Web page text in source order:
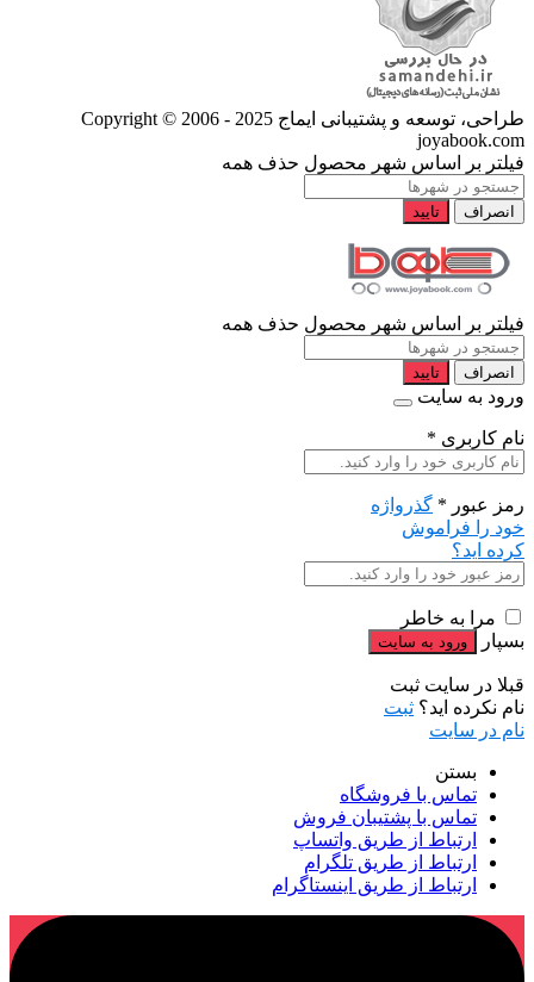
طراحی، توسعه و پشتیبانی ایماج Copyright © 2006 - 2025
joyabook.com
فیلتر بر اساس شهر محصول حذف همه
انصراف تایید
فیلتر بر اساس شهر محصول حذف همه
انصراف تایید
ورود به سایت
نام کاربری *
رمز عبور * گذرواژه
خود را فراموش
کرده اید؟
مرا به خاطر
بسپار
قبلا در سایت ثبت
نام نکرده اید؟ ثبت
نام در سایت
بستن
تماس با فروشگاه
تماس با پشتیبان فروش
ارتباط از طریق واتساپ
ارتباط از طریق تلگرام
ارتباط از طریق اینستاگرام